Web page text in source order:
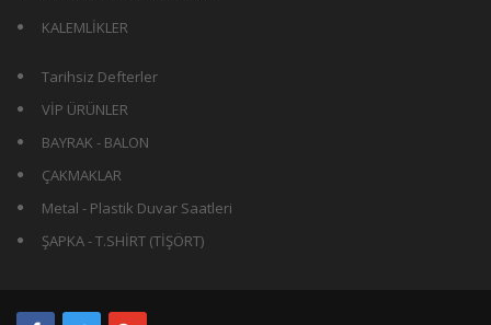
KALEMLİKLER
Tarihsiz Defterler
VİP ÜRÜNLER
BAYRAK - BALON
ÇAKMAKLAR
Metal - Plastik Duvar Saatleri
ŞAPKA - T.SHİRT (TİŞÖRT)